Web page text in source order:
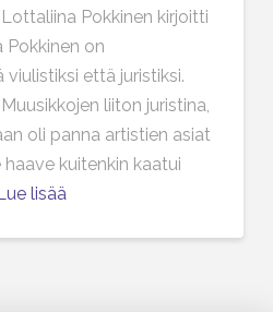
Pokkinen kirjoitti
Pokkinen on
että juristiksi.
liiton juristina,
oli panna artistien asiat
kuitenkin kaatui
Lue lisää